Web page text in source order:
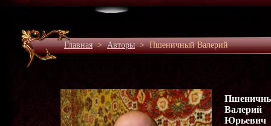
Главная>Авторы>Пшеничный Валерий
Валерий
Юрьевич